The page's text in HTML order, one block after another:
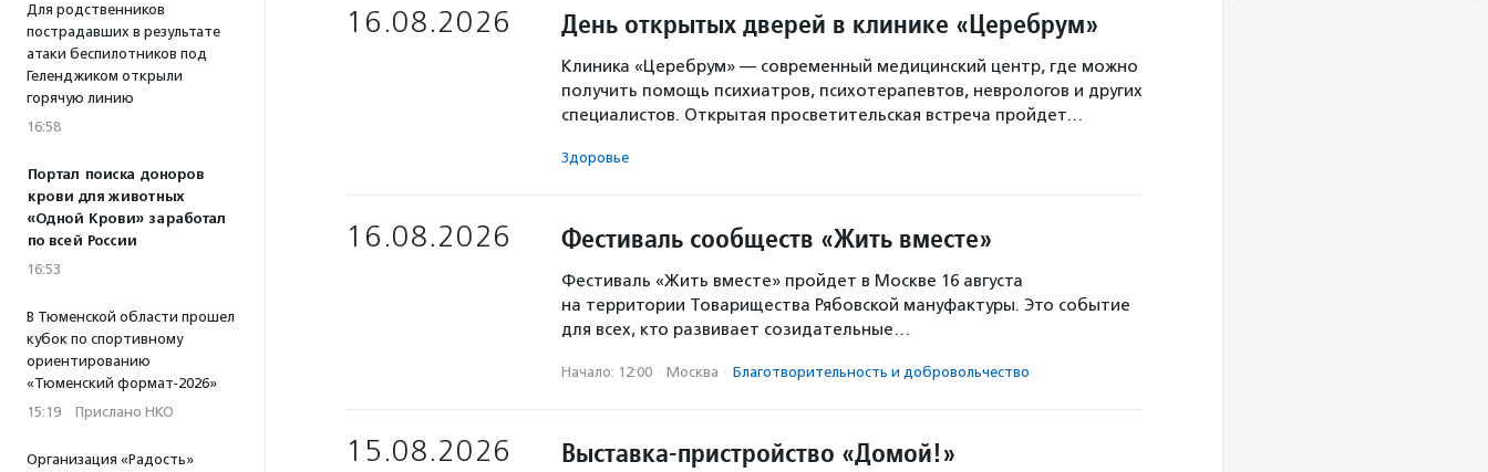
Для родственников
пострадавших в результате
атаки беспилотников под
Геленджиком открыли
горячую линию
16:58
Портал поиска доноров
крови для животных
«Одной Крови» заработал
по всей России
16:53
В Тюменской области прошел
кубок по спортивному
ориентированию
«Тюменский формат-2026»
15:19 · Прислано НКО
Организация «Радость»
16.08.2026 День открытых дверей в клинике «Церебрум»
Клиника «Церебрум» — современный медицинский центр, где можно
получить помощь психиатров, психотерапевтов, неврологов и других
специалистов. Открытая просветительская встреча пройдет…
Здоровье
16.08.2026 Фестиваль сообществ «Жить вместе»
Фестиваль «Жить вместе» пройдет в Москве 16 августа
на территории Товарищества Рябовской мануфактуры. Это событие
для всех, кто развивает созидательные…
Начало: 12:00 · Москва · Благотвори­тель­ность и доброволь­чест­во
15.08.2026 Выставка-пристройство «Домой!»